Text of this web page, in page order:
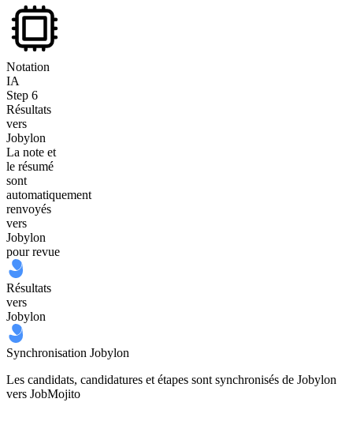
Notation
IA
Step 6
Résultats
vers
Jobylon
La note et
le résumé
sont
automatiquement
renvoyés
vers
Jobylon
pour revue
Résultats
vers
Jobylon
Synchronisation Jobylon
Les candidats, candidatures et étapes sont synchronisés de Jobylon
vers JobMojito